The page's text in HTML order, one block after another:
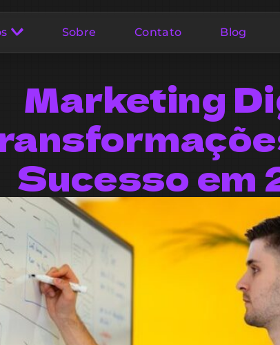
Sobre Contato Blog
Marketing
Sucesso em